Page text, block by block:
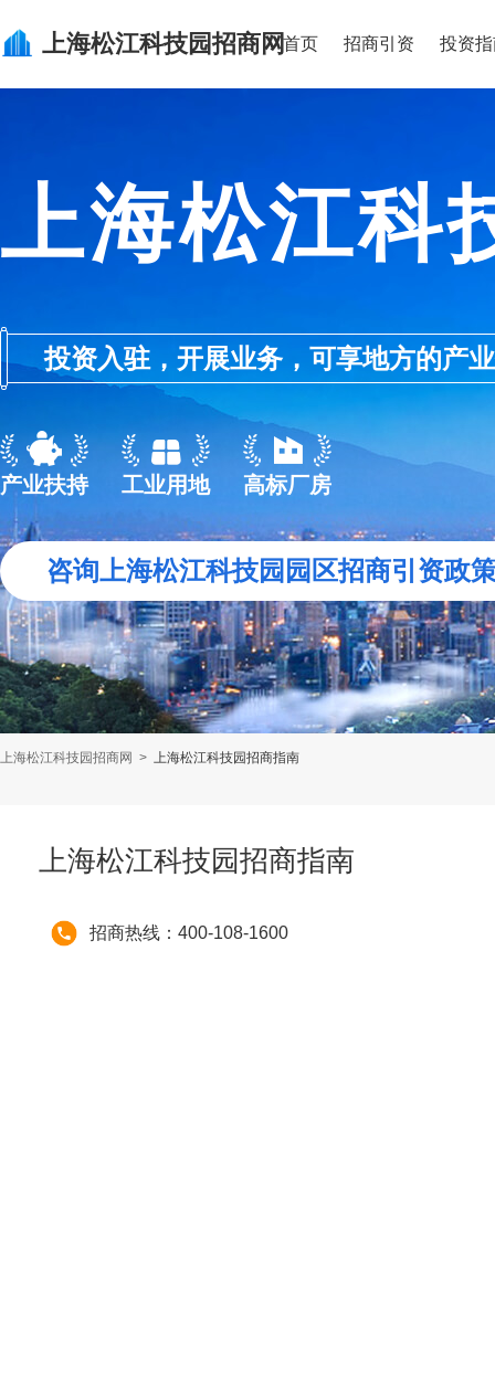
上海松江科技园招商网首页 招商引资 投资
上海松江科
投资入驻，开展业务，可享地方的产
产业扶持 工业用地 高标厂房
咨询上海松江科技园园区招商引资政
上海松江科技园招商网 > 上海松江科技园招商指南
上海松江科技园招商指南
招商热线：400-108-1600